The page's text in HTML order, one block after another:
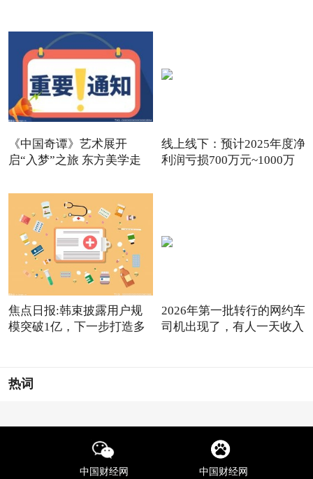
《中国奇谭》艺术展开
启“入梦”之旅 东方美学走
线上线下：预计2025年度净
利润亏损700万元~1000万
焦点日报:韩束披露用户规
模突破1亿，下一步打造多
2026年第一批转行的网约车
司机出现了，有人一天收入
热词
中国财经网 中国财经网